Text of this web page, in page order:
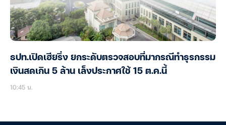
ธปท.เปิดเฮียริ่ง ยกระดับตรวจสอบที่มากรณีทำธุรกรรม
เงินสดเกิน 5 ล้าน เล็งประกาศใช้ 15 ต.ค.นี้
10:45 น.